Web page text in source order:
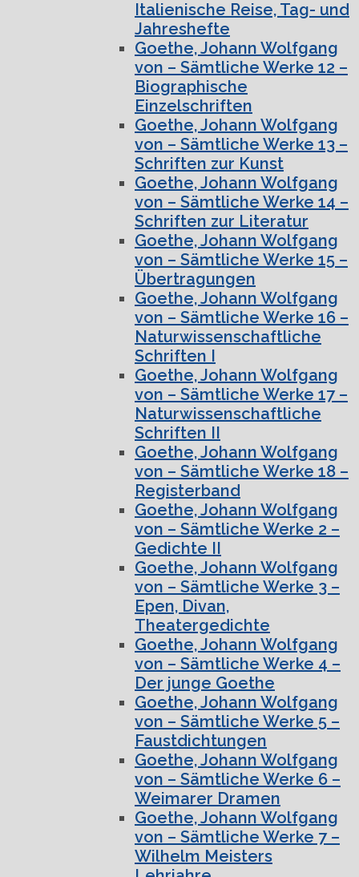
Italienische Reise, Tag- und
Jahreshefte
Goethe, Johann Wolfgang
von – Sämtliche Werke 12 –
Biographische
Einzelschriften
Goethe, Johann Wolfgang
von – Sämtliche Werke 13 –
Schriften zur Kunst
Goethe, Johann Wolfgang
von – Sämtliche Werke 14 –
Schriften zur Literatur
Goethe, Johann Wolfgang
von – Sämtliche Werke 15 –
Übertragungen
Goethe, Johann Wolfgang
von – Sämtliche Werke 16 –
Naturwissenschaftliche
Schriften I
Goethe, Johann Wolfgang
von – Sämtliche Werke 17 –
Naturwissenschaftliche
Schriften II
Goethe, Johann Wolfgang
von – Sämtliche Werke 18 –
Registerband
Goethe, Johann Wolfgang
von – Sämtliche Werke 2 –
Gedichte II
Goethe, Johann Wolfgang
von – Sämtliche Werke 3 –
Epen, Divan,
Theatergedichte
Goethe, Johann Wolfgang
von – Sämtliche Werke 4 –
Der junge Goethe
Goethe, Johann Wolfgang
von – Sämtliche Werke 5 –
Faustdichtungen
Goethe, Johann Wolfgang
von – Sämtliche Werke 6 –
Weimarer Dramen
Goethe, Johann Wolfgang
von – Sämtliche Werke 7 –
Wilhelm Meisters